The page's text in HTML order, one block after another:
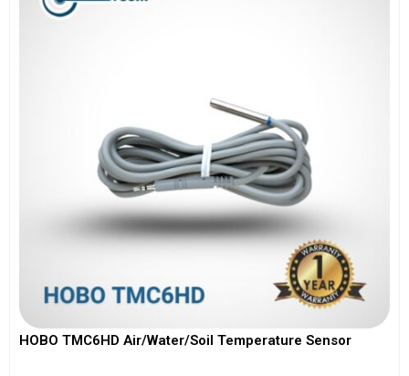
HOBO TMC6HD Air/Water/Soil Temperature Sensor